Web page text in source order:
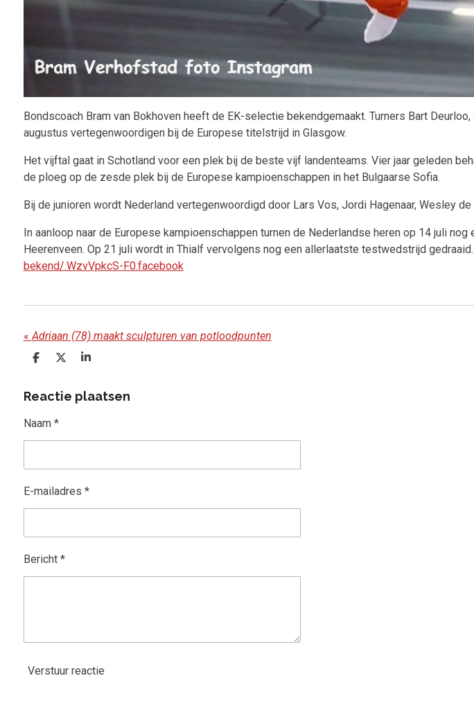
Bondscoach Bram van Bokhoven heeft de EK-selectie bekendgemaakt. Turners Bart
augustus vertegenwoordigen bij de Europese titelstrijd in Glasgow.
Het vijftal gaat in Schotland voor een plek bij de beste vijf landenteams. Vier jaar geleden
de ploeg op de zesde plek bij de Europese kampioenschappen in het Bulgaarse Sofia.
Bij de junioren wordt Nederland vertegenwoordigd door Lars Vos, Jordi Hagenaar, Wesley de
In aanloop naar de Europese kampioenschappen turnen de Nederlandse heren op 14 juli
Heerenveen. Op 21 juli wordt in Thialf vervolgens nog een allerlaatste testwedstrijd
bekend/.WzvVpkcS-F0.facebook
« Adriaan (78) maakt sculpturen van potloodpunten
D
e
D
l
S
r
Reactie plaatsen
Naam *
E-mailadres *
Bericht *
Verstuur reactie